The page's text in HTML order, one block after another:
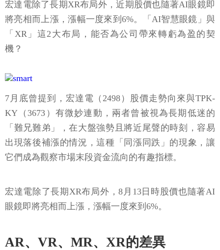
宏達電除了長期XR布局外，近期股價也隨著AI眼鏡即
將亮相而上漲，漲幅一度來到6%。「AI智慧眼鏡」與
「XR」這2大布局，能否為公司帶來轉虧為盈的契
機？
7月底曾提到，宏達電（2498）股價走勢向來與TPK-
KY（3673）有微妙連動，兩者曾被視為長期低迷的
「難兄難弟」，在大盤強勢且將近尾聲的時刻，容易
出現落後補漲的情況，這種「同漲同跌」的現象，讓
它們成為觀察市場末段資金流向的有趣指標。
宏達電除了長期XR布局外，8月13日時股價也隨著AI
眼鏡即將亮相而上漲，漲幅一度來到6%。
AR、VR、MR、XR的差異